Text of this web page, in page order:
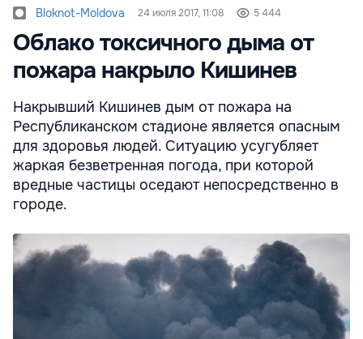
Bloknot-Moldova 24 июля 2017, 11:08 5 444
Облако токсичного дыма от
пожара накрыло Кишинев
Накрывший Кишинев дым от пожара на
Республиканском стадионе является опасным
для здоровья людей. Ситуацию усугубляет
жаркая безветренная погода, при которой
вредные частицы оседают непосредственно в
городе.